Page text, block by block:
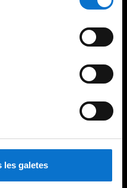
les galetes